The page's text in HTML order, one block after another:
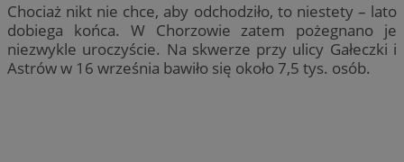
Chociaż nikt nie chce, aby odchodziło, to niestety – lato
dobiega końca. W Chorzowie zatem pożegnano je
niezwykle uroczyście. Na skwerze przy ulicy Gałeczki i
Astrów w 16 września bawiło się około 7,5 tys. osób.